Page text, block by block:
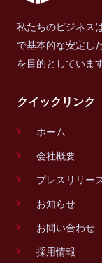
私たちのビジネス
で基本的な安定し
を目的としています
クイックリンク
ホーム
会社概要
プレスリリー
お知らせ
お問い合わせ
採用情報